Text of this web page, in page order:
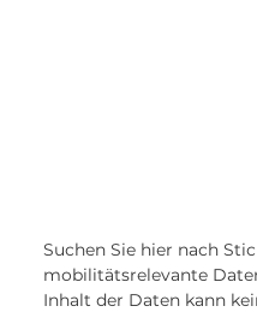
Suchen Sie hier nach
mobilitätsrelevante
Inhalt der Daten kann